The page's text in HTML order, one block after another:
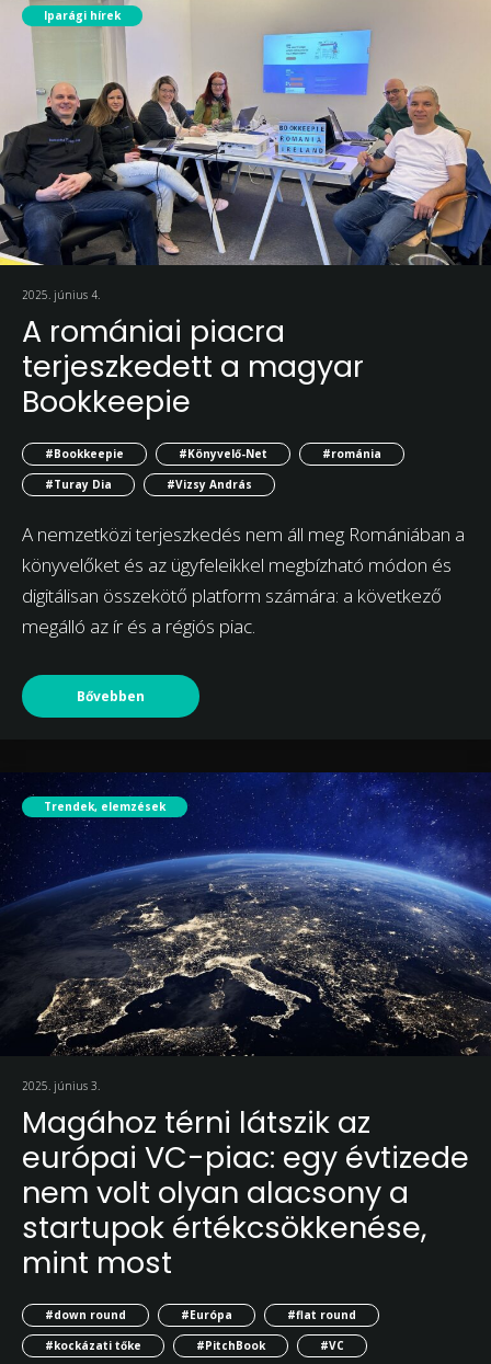
Iparági hírek
2025. június 4.
A romániai piacra
terjeszkedett a magyar
Bookkeepie
#Bookkeepie #Könyvelő-Net
#románia
#Turay Dia
#Vizsy András
A nemzetközi terjeszkedés nem áll meg Romániában a
könyvelőket és az ügyfeleikkel megbízható módon és
digitálisan összekötő platform számára: a következő
megálló az ír és a régiós piac.
Bővebben
Trendek, elemzések
2025. június 3.
Magához térni látszik az
európai VC-piac: egy évtizede
nem volt olyan alacsony a
startupok értékcsökkenése,
mint most
#down round #Európa
#flat round
#kockázati tőke
#PitchBook #VC